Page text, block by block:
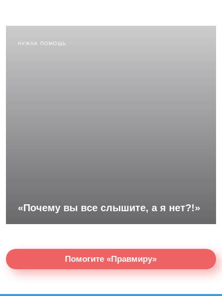
НУЖНА ПОМОЩЬ
«Почему вы все слышите, а я нет?!»
Помогите «Правмиру»